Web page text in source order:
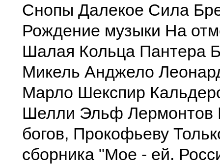
Снопы Далекое Сила
Рождение музыки На
Шалая Кольца Пантера
Микель Анджело
Марло Шекспир
Шелли Эльф Лермонтов
богов, Прокофьеву
сборника "Мое - ей.